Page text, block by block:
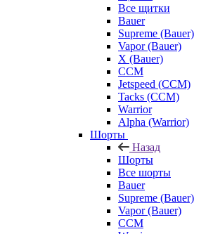
Все щитки
Bauer
Supreme (Bauer)
Vapor (Bauer)
X (Bauer)
CCM
Jetspeed (CCM)
Tacks (CCM)
Warrior
Alpha (Warrior)
Шорты
Назад
Шорты
Все шорты
Bauer
Supreme (Bauer)
Vapor (Bauer)
CCM